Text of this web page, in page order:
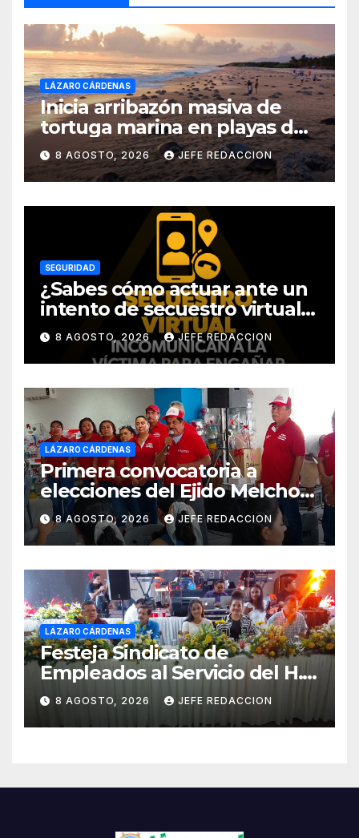
LÁZARO CÁRDENAS
Inicia arribazón masiva de
tortuga marina en playas de
Michoacán
8 AGOSTO, 2026 JEFE REDACCION
SEGURIDAD
¿Sabes cómo actuar ante un
intento de secuestro virtual?
La SSP te guía para evitarlo
8 AGOSTO, 2026 JEFE REDACCION
LÁZARO CÁRDENAS
Primera convocatoria a
elecciones del Ejido Melchor
Ocampo en Lázaro Cárdenas
el domingo
8 AGOSTO, 2026 JEFE REDACCION
LÁZARO CÁRDENAS
Festeja Sindicato de
Empleados al Servicio del H.
Ayuntamiento de LZC Día del
Empleado Municipal
8 AGOSTO, 2026 JEFE REDACCION